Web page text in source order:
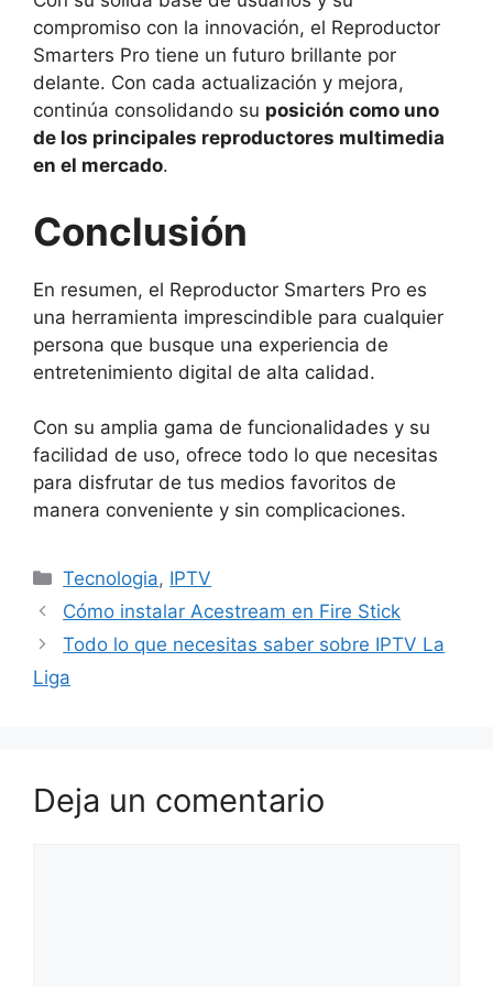
compromiso con la innovación, el Reproductor
Smarters Pro tiene un futuro brillante por
delante. Con cada actualización y mejora,
continúa consolidando su posición como uno
de los principales reproductores multimedia
en el mercado.
Conclusión
En resumen, el Reproductor Smarters Pro es
una herramienta imprescindible para cualquier
persona que busque una experiencia de
entretenimiento digital de alta calidad.
Con su amplia gama de funcionalidades y su
facilidad de uso, ofrece todo lo que necesitas
para disfrutar de tus medios favoritos de
manera conveniente y sin complicaciones.
Categorías
Tecnologia, IPTV
Cómo instalar Acestream en Fire Stick
Todo lo que necesitas saber sobre IPTV La
Liga
Deja un comentario